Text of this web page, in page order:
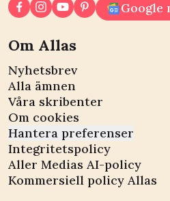
Google
Om Allas
Nyhetsbrev
Alla ämnen
Våra skribenter
Om cookies
Hantera preferenser
Integritetspolicy
Aller Medias AI-policy
Kommersiell policy Allas